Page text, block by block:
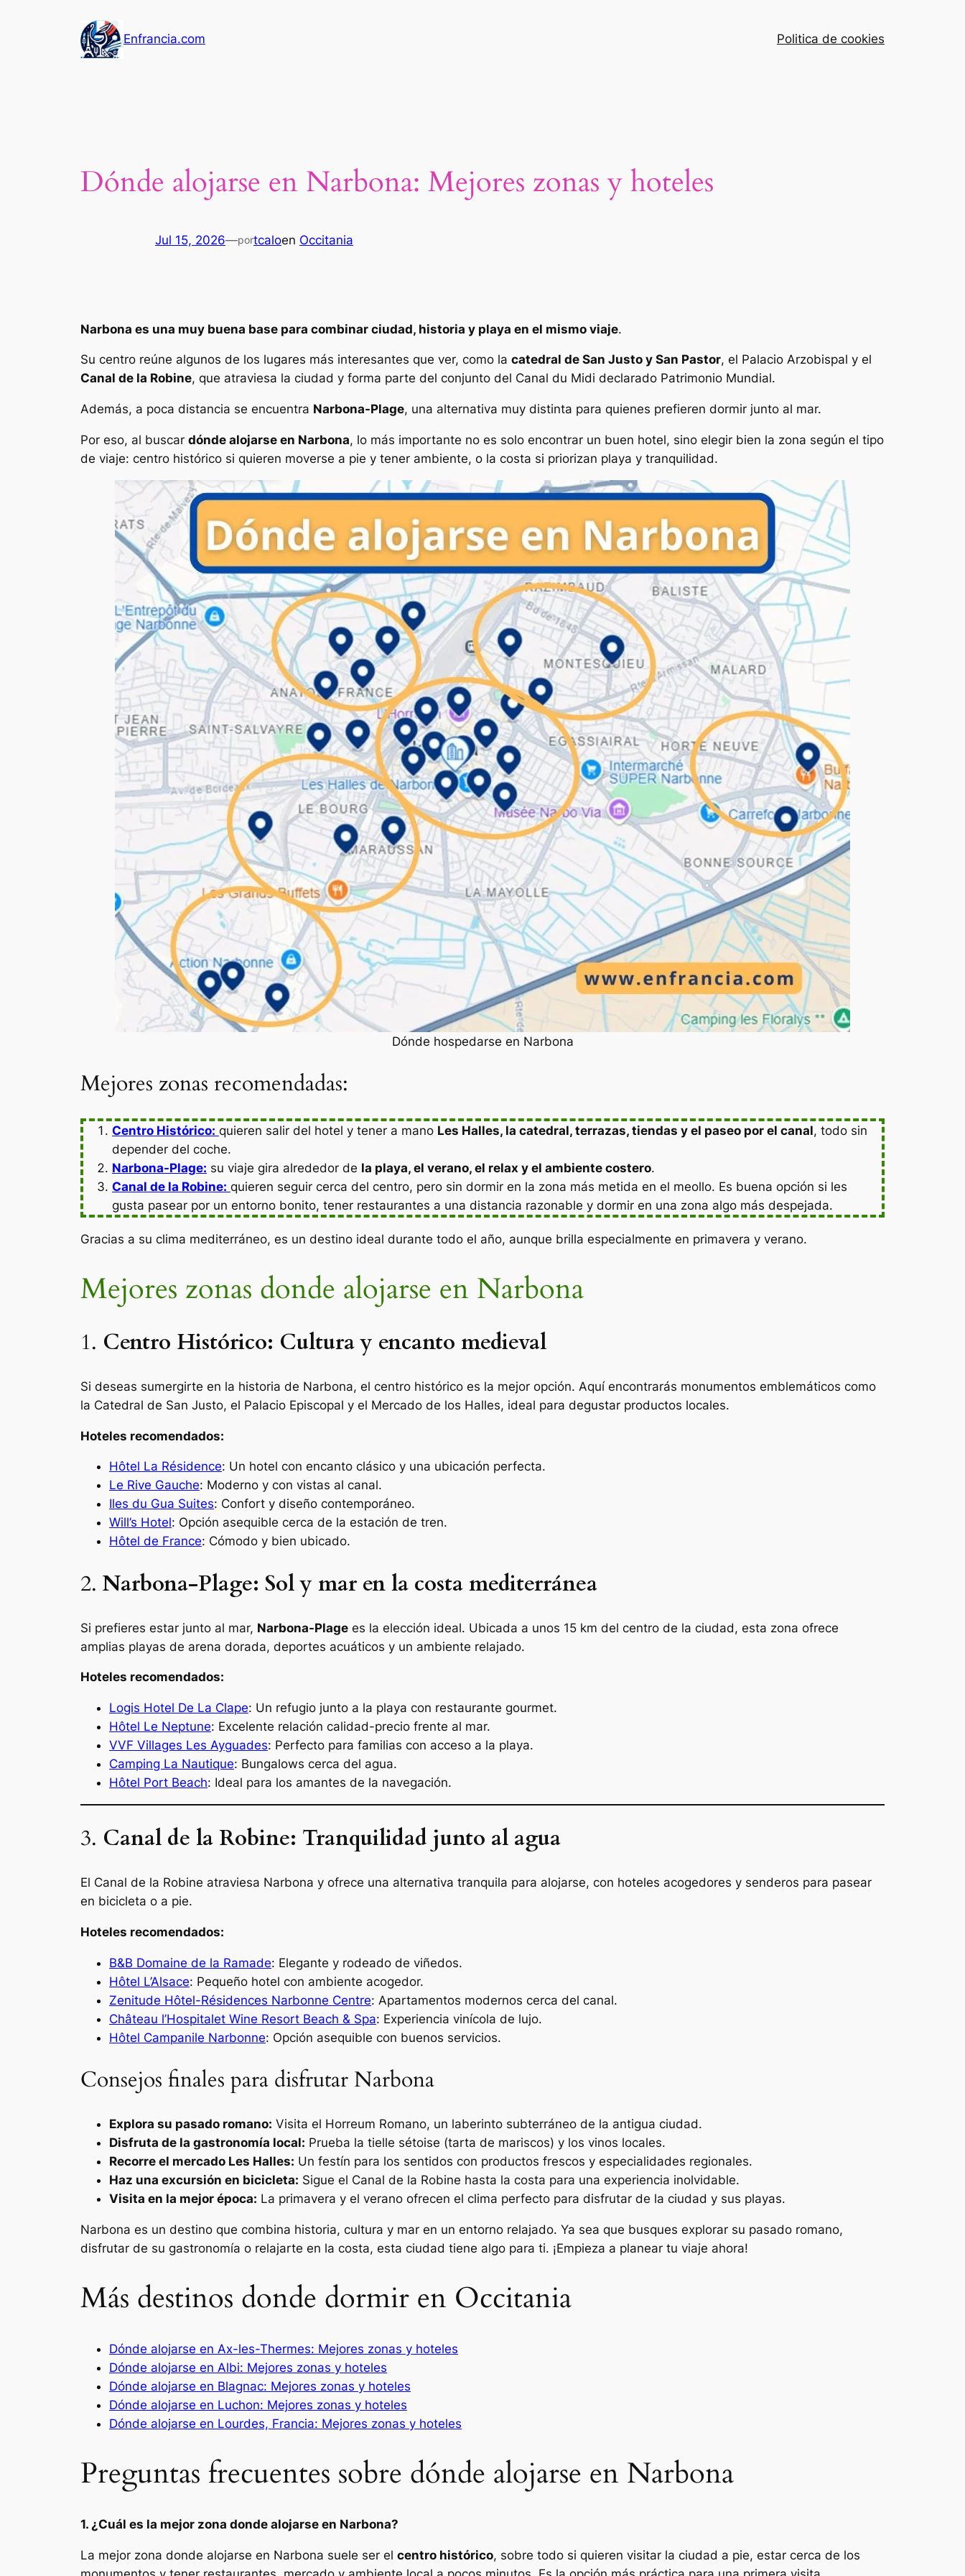
Enfrancia.com Politica de cookies
Dónde alojarse en Narbona: Mejores zonas y hoteles
Jul 15, 2026—portcaloen Occitania
Narbona es una muy buena base para combinar ciudad, historia y playa en el mismo viaje.
Su centro reúne algunos de los lugares más interesantes que ver, como la catedral de San Justo y San Pastor, el Palacio Arzobispal y el
Canal de la Robine, que atraviesa la ciudad y forma parte del conjunto del Canal du Midi declarado Patrimonio Mundial.
Además, a poca distancia se encuentra Narbona-Plage, una alternativa muy distinta para quienes prefieren dormir junto al mar.
Por eso, al buscar dónde alojarse en Narbona, lo más importante no es solo encontrar un buen hotel, sino elegir bien la zona según el tipo
de viaje: centro histórico si quieren moverse a pie y tener ambiente, o la costa si priorizan playa y tranquilidad.
Dónde hospedarse en Narbona
Mejores zonas recomendadas:
Centro Histórico: quieren salir del hotel y tener a mano Les Halles, la catedral, terrazas, tiendas y el paseo por el canal, todo sin
depender del coche.
Narbona-Plage: su viaje gira alrededor de la playa, el verano, el relax y el ambiente costero.
Canal de la Robine: quieren seguir cerca del centro, pero sin dormir en la zona más metida en el meollo. Es buena opción si les
gusta pasear por un entorno bonito, tener restaurantes a una distancia razonable y dormir en una zona algo más despejada.
Gracias a su clima mediterráneo, es un destino ideal durante todo el año, aunque brilla especialmente en primavera y verano.
Mejores zonas donde alojarse en Narbona
1. Centro Histórico: Cultura y encanto medieval
Si deseas sumergirte en la historia de Narbona, el centro histórico es la mejor opción. Aquí encontrarás monumentos emblemáticos como
la Catedral de San Justo, el Palacio Episcopal y el Mercado de los Halles, ideal para degustar productos locales.
Hoteles recomendados:
Hôtel La Résidence: Un hotel con encanto clásico y una ubicación perfecta.
Le Rive Gauche: Moderno y con vistas al canal.
Iles du Gua Suites: Confort y diseño contemporáneo.
Will’s Hotel: Opción asequible cerca de la estación de tren.
Hôtel de France: Cómodo y bien ubicado.
2. Narbona-Plage: Sol y mar en la costa mediterránea
Si prefieres estar junto al mar, Narbona-Plage es la elección ideal. Ubicada a unos 15 km del centro de la ciudad, esta zona ofrece
amplias playas de arena dorada, deportes acuáticos y un ambiente relajado.
Hoteles recomendados:
Logis Hotel De La Clape: Un refugio junto a la playa con restaurante gourmet.
Hôtel Le Neptune: Excelente relación calidad-precio frente al mar.
VVF Villages Les Ayguades: Perfecto para familias con acceso a la playa.
Camping La Nautique: Bungalows cerca del agua.
Hôtel Port Beach: Ideal para los amantes de la navegación.
3. Canal de la Robine: Tranquilidad junto al agua
El Canal de la Robine atraviesa Narbona y ofrece una alternativa tranquila para alojarse, con hoteles acogedores y senderos para pasear
en bicicleta o a pie.
Hoteles recomendados:
B&B Domaine de la Ramade: Elegante y rodeado de viñedos.
Hôtel L’Alsace: Pequeño hotel con ambiente acogedor.
Zenitude Hôtel-Résidences Narbonne Centre: Apartamentos modernos cerca del canal.
Château l’Hospitalet Wine Resort Beach & Spa: Experiencia vinícola de lujo.
Hôtel Campanile Narbonne: Opción asequible con buenos servicios.
Consejos finales para disfrutar Narbona
Explora su pasado romano: Visita el Horreum Romano, un laberinto subterráneo de la antigua ciudad.
Disfruta de la gastronomía local: Prueba la tielle sétoise (tarta de mariscos) y los vinos locales.
Recorre el mercado Les Halles: Un festín para los sentidos con productos frescos y especialidades regionales.
Haz una excursión en bicicleta: Sigue el Canal de la Robine hasta la costa para una experiencia inolvidable.
Visita en la mejor época: La primavera y el verano ofrecen el clima perfecto para disfrutar de la ciudad y sus playas.
Narbona es un destino que combina historia, cultura y mar en un entorno relajado. Ya sea que busques explorar su pasado romano,
disfrutar de su gastronomía o relajarte en la costa, esta ciudad tiene algo para ti. ¡Empieza a planear tu viaje ahora!
Más destinos donde dormir en Occitania
Dónde alojarse en Ax-les-Thermes: Mejores zonas y hoteles
Dónde alojarse en Albi: Mejores zonas y hoteles
Dónde alojarse en Blagnac: Mejores zonas y hoteles
Dónde alojarse en Luchon: Mejores zonas y hoteles
Dónde alojarse en Lourdes, Francia: Mejores zonas y hoteles
Preguntas frecuentes sobre dónde alojarse en Narbona
1. ¿Cuál es la mejor zona donde alojarse en Narbona?
La mejor zona donde alojarse en Narbona suele ser el centro histórico, sobre todo si quieren visitar la ciudad a pie, estar cerca de los